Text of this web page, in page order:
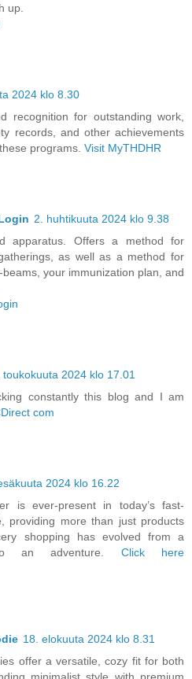
up.
2024 klo 8.30
recognition for outstanding work,
records, and other achievements
programs. Visit MyTHDHR
2. huhtikuuta 2024 klo 9.38
apparatus. Offers a method for
as well as a method for
your immunization plan, and
toukokuuta 2024 klo 17.01
constantly this blog and I am
com
2024 klo 16.22
is ever-present in today’s fast-
providing more than just products
shopping has evolved from a
an adventure. Click here
18. elokuuta 2024 klo 8.31
offer a versatile, cozy fit for both
minimalist style with premium